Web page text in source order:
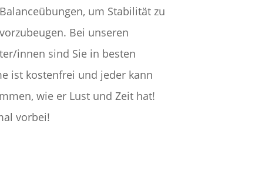
um Stabilität zu
Bei unseren
innen sind Sie in besten
ist kostenfrei und jeder kann
wie er Lust und Zeit hat!
vorbei!